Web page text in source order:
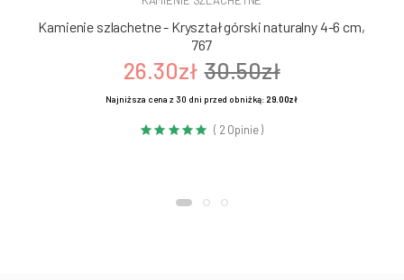
Kamienie szlachetne - Kryształ górski naturalny 4-6 cm,
767
26.30zł 30.50zł
Najniższa cena z 30 dni przed obniżką:29.00zł
( 2 Opinie )